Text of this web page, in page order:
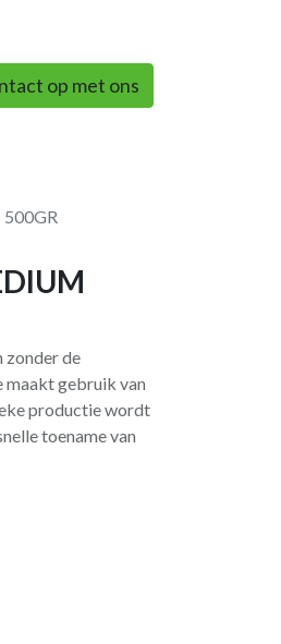
op met ons
zonder de
maakt gebruik van
productie wordt
toename van